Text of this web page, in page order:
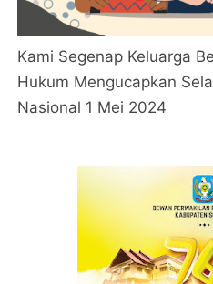
Kami Segenap Keluarga
Hukum Mengucapkan
Nasional 1 Mei 2024